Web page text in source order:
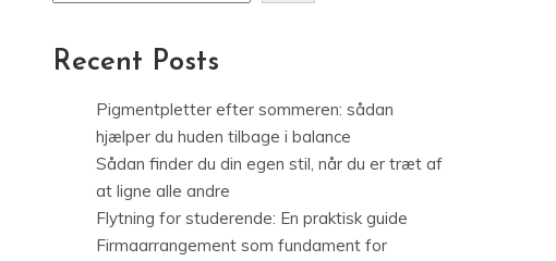
Recent Posts
Pigmentpletter efter sommeren: sådan
hjælper du huden tilbage i balance
Sådan finder du din egen stil, når du er træt af
at ligne alle andre
Flytning for studerende: En praktisk guide
Firmaarrangement som fundament for